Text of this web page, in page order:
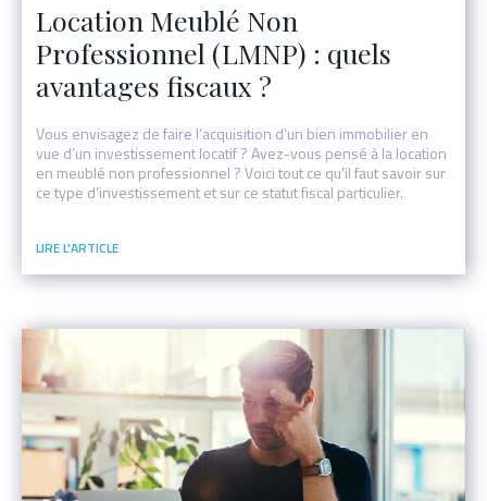
Location Meublé Non
Professionnel (LMNP) : quels
avantages fiscaux ?
Vous envisagez de faire l’acquisition d’un bien immobilier en
vue d’un investissement locatif ? Avez-vous pensé à la location
en meublé non professionnel ? Voici tout ce qu’il faut savoir sur
ce type d’investissement et sur ce statut fiscal particulier.